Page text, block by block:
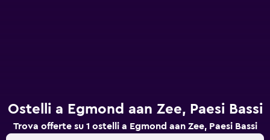
Ostelli a Egmond aan Zee, Paesi Bassi
Trova offerte su 1 ostelli a Egmond aan Zee, Paesi Bassi